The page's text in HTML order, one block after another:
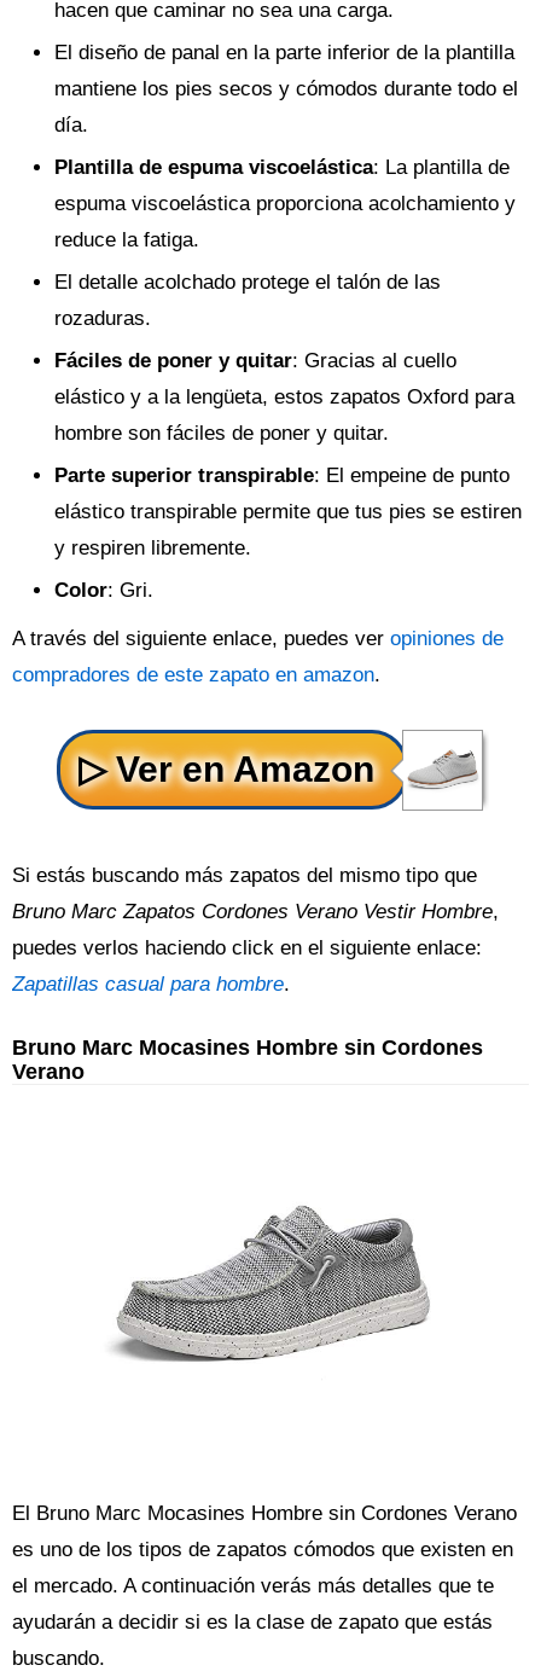
hacen que caminar no sea una carga.
El diseño de panal en la parte inferior de la plantilla
mantiene los pies secos y cómodos durante todo el
día.
Plantilla de espuma viscoelástica: La plantilla de
espuma viscoelástica proporciona acolchamiento y
reduce la fatiga.
El detalle acolchado protege el talón de las
rozaduras.
Fáciles de poner y quitar: Gracias al cuello
elástico y a la lengüeta, estos zapatos Oxford para
hombre son fáciles de poner y quitar.
Parte superior transpirable: El empeine de punto
elástico transpirable permite que tus pies se estiren
y respiren libremente.
Color: Gri.
A través del siguiente enlace, puedes ver opiniones de
compradores de este zapato en amazon.
Si estás buscando más zapatos del mismo tipo que
Bruno Marc Zapatos Cordones Verano Vestir Hombre,
puedes verlos haciendo click en el siguiente enlace:
Zapatillas casual para hombre.
Bruno Marc Mocasines Hombre sin Cordones
Verano
El Bruno Marc Mocasines Hombre sin Cordones Verano
es uno de los tipos de zapatos cómodos que existen en
el mercado. A continuación verás más detalles que te
ayudarán a decidir si es la clase de zapato que estás
buscando.